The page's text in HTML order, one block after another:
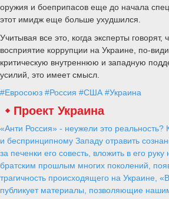
оружия и боеприпасов еще до начала
этот имидж еще больше ухудшился.
Учитывая все это, когда эксперты говорят,
восприятие коррупции на Украине, по-
критическую внутреннюю и западную
усилий, это имеет смысл.
#Евросоюз #Россия #США #Украина
Проект Украина
«Анти Россия» - неужели это реальность?
и беспринципному Западу отравить
за печенки его совесть, вложить в его
братским прошлым многих поколений,
трагичность происходящего на Украине,
публикует материалы, позволяющие